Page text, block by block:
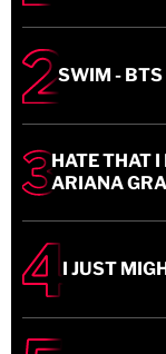
SWIM - BTS
HATE THAT I
ARIANA
I JUST